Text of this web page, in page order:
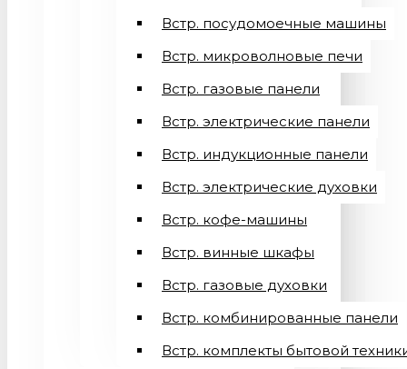
Встр. посудомоечные машины
Встр. микроволновые печи
Встр. газовые панели
Встр. электрические панели
Встр. индукционные панели
Встр. электрические духовки
Встр. кофе-машины
Встр. винные шкафы
Встр. газовые духовки
Встр. комбинированные панели
Встр. комплекты бытовой